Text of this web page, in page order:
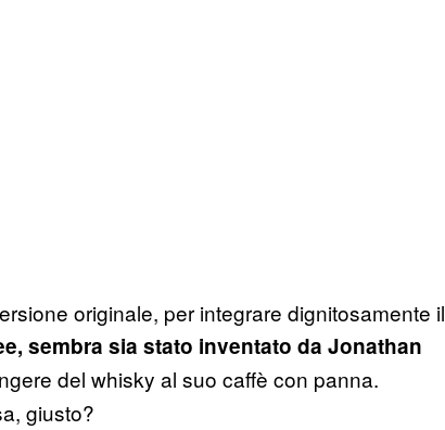
originale, per integrare dignitosamente il
sembra sia stato inventato da Jonathan
del whisky al suo caffè con panna.
giusto?